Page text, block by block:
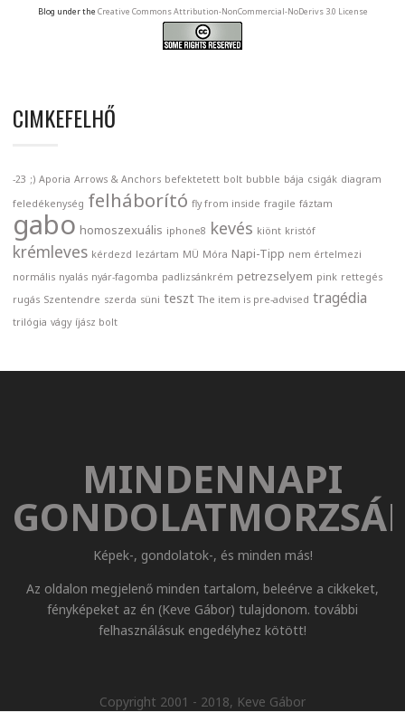
Blog under the Creative Commons Attribution-NonCommercial-NoDerivs 3.0 License
CIMKEFELHŐ
-23 ;) Aporia Arrows & Anchors befektetett bolt bubble bája csigák diagram
feledékenység felháborító fly from inside fragile fáztam
gabo homoszexuális iphone8 kevés kiönt kristóf
krémleves kérdezd lezártam MÜ Móra Napi-Tipp nem értelmezi
normális nyalás nyár-fagomba padlizsánkrém petrezselyem pink rettegés
rugás Szentendre szerda süni teszt The item is pre-advised tragédia
trilógia vágy íjász bolt
MINDENNAPI
Képek-, gondolatok-, és minden más!
Az oldalon megjelenő minden tartalom, beleérve a cikkeket,
fényképeket az én (Keve Gábor) tulajdonom. további
felhasználásuk engedélyhez kötött!
Copyright 2001 - 2018, Keve Gábor